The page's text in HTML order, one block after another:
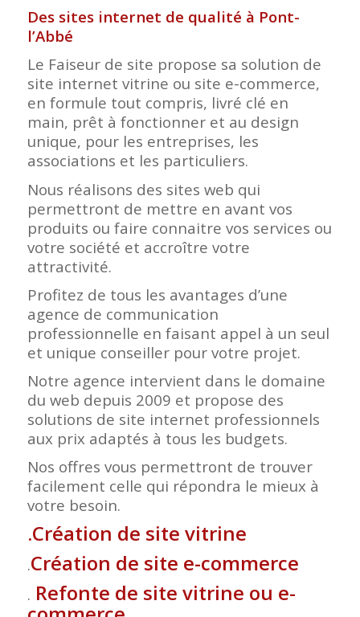
Des sites internet de qualité à Pont-
l’Abbé
Le Faiseur de site propose sa solution de
site internet vitrine ou site e-commerce,
en formule tout compris, livré clé en
main, prêt à fonctionner et au design
unique, pour les entreprises, les
associations et les particuliers.
Nous réalisons des sites web qui
permettront de mettre en avant vos
produits ou faire connaitre vos services ou
votre société et accroître votre
attractivité.
Profitez de tous les avantages d’une
agence de communication
professionnelle en faisant appel à un seul
et unique conseiller pour votre projet.
Notre agence intervient dans le domaine
du web depuis 2009 et propose des
solutions de site internet professionnels
aux prix adaptés à tous les budgets.
Nos offres vous permettront de trouver
facilement celle qui répondra le mieux à
votre besoin.
.Création de site vitrine
.Création de site e-commerce
. Refonte de site vitrine ou e-